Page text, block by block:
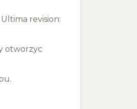
revision:
otworzyc